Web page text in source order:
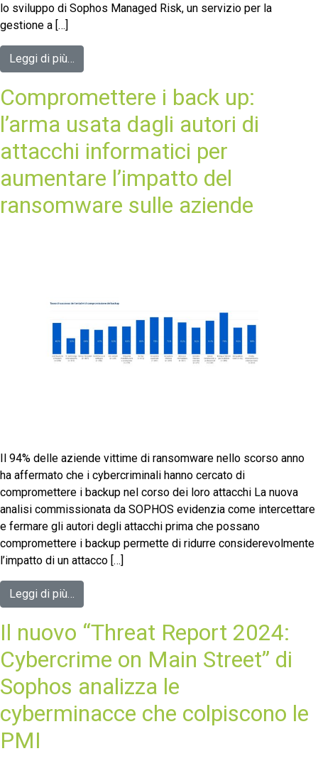
lo sviluppo di Sophos Managed Risk, un servizio per la
gestione a […]
Leggi di più…
Compromettere i back up:
l’arma usata dagli autori di
attacchi informatici per
aumentare l’impatto del
ransomware sulle aziende
Il 94% delle aziende vittime di ransomware nello scorso anno
ha affermato che i cybercriminali hanno cercato di
compromettere i backup nel corso dei loro attacchi La nuova
analisi commissionata da SOPHOS evidenzia come intercettare
e fermare gli autori degli attacchi prima che possano
compromettere i backup permette di ridurre considerevolmente
l’impatto di un attacco […]
Leggi di più…
Il nuovo “Threat Report 2024:
Cybercrime on Main Street” di
Sophos analizza le
cyberminacce che colpiscono le
PMI